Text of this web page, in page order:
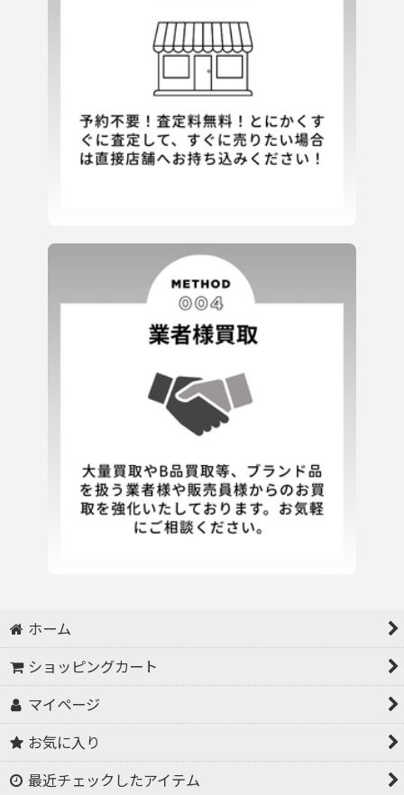
ホーム
ショッピングカート
マイページ
お気に入り
最近チェックしたアイテム